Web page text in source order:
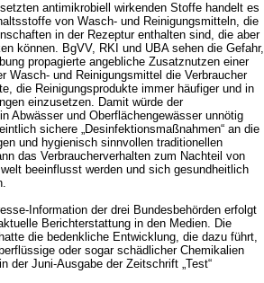
antimikrobiell wirkenden Stoffe handelt es
von Wasch- und Reinigungsmitteln, die
in der Rezeptur enthalten sind, die aber
können. BgVV, RKI und UBA sehen die Gefahr,
propagierte angebliche Zusatznutzen einer
Wasch- und Reinigungsmittel die Verbraucher
die Reinigungsprodukte immer häufiger und in
einzusetzen. Damit würde der
Abwässer und Oberflächengewässer unnötig
sichere „Desinfektionsmaßnahmen“ an die
und hygienisch sinnvollen traditionellen
das Verbraucherverhalten zum Nachteil von
beeinflusst werden und sich gesundheitlich
Information der drei Bundesbehörden erfolgt
Berichterstattung in den Medien. Die
die bedenkliche Entwicklung, die dazu führt,
oder sogar schädlicher Chemikalien
der Juni-Ausgabe der Zeitschrift „Test“